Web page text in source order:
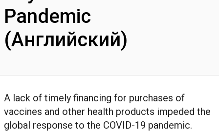
Pandemic
(Английский)
A lack of timely financing for purchases of
vaccines and other health products impeded the
global response to the COVID-19 pandemic.